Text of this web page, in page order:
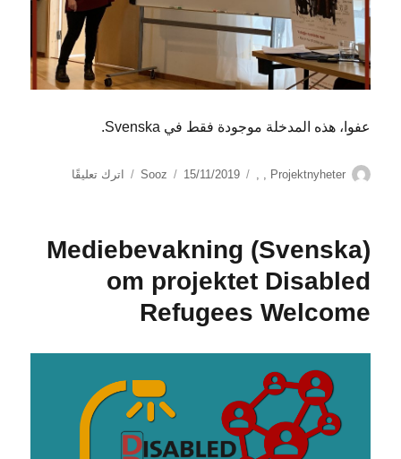
عفوا، هذه المدخلة موجودة فقط في Svenska.
الكاتب Sooz
نُشرت 15/11/2019
التصنيفات , , Projektnyheter اترك تعليقًا
Huddinge
(Svenska) Mediebevakning
om projektet Disabled
Refugees Welcome